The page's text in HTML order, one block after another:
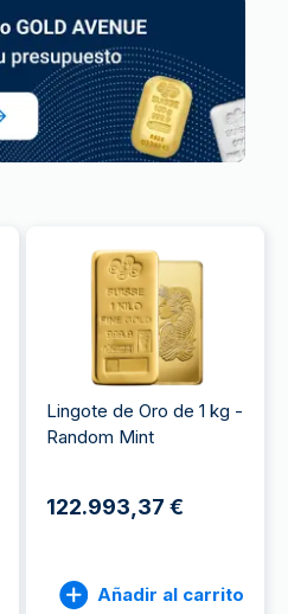
Lingote de Oro de 1 kg -
Random Mint
122.993,37 €
Añadir al carrito